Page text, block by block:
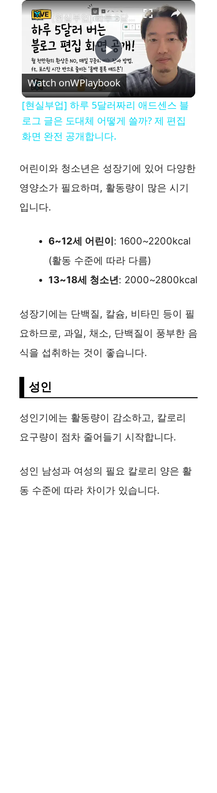
×
P
l
a
V
d
e
[현실부업] 하루 5달러짜리 애드센스 블로그 글은 도대체 어떻게 쓸까? 제 편집 화면 완전 공개합니다.
Watch onWPlaybook
[현실부업] 하루 5달러짜리 애드센스 블
로그 글은 도대체 어떻게 쓸까? 제 편집
화면 완전 공개합니다.
어린이와 청소년은 성장기에 있어 다양한
영양소가 필요하며, 활동량이 많은 시기
입니다.
6~12세 어린이: 1600~2200kcal
(활동 수준에 따라 다름)
13~18세 청소년: 2000~2800kcal
성장기에는 단백질, 칼슘, 비타민 등이 필
요하므로, 과일, 채소, 단백질이 풍부한 음
식을 섭취하는 것이 좋습니다.
성인
성인기에는 활동량이 감소하고, 칼로리
요구량이 점차 줄어들기 시작합니다.
성인 남성과 여성의 필요 칼로리 양은 활
동 수준에 따라 차이가 있습니다.